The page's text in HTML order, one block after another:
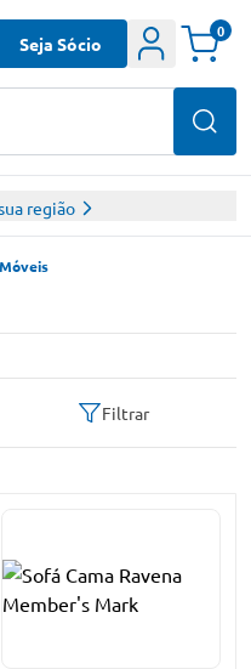
Seja Sócio
0
região
Móveis
Filtrar